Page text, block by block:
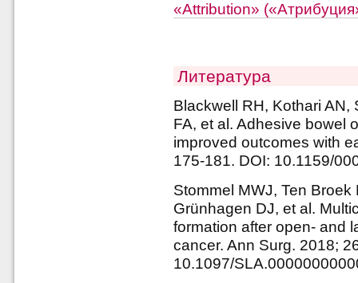
«Attribution»
Литература
Blackwell RH, Kothari AN,
FA, et al. Adhesive bowel
improved outcomes with
175-181. DOI: 10.1159/
Stommel MWJ, Ten
Grünhagen DJ, et al.
formation after open- and
cancer. Ann Surg. 2018;
10.1097/